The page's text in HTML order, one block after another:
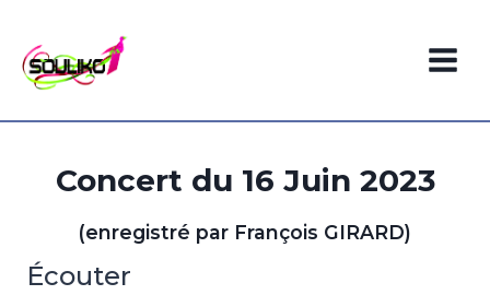
contenu
Concert du 16 Juin 2023
(enregistré par François GIRARD)
Écouter